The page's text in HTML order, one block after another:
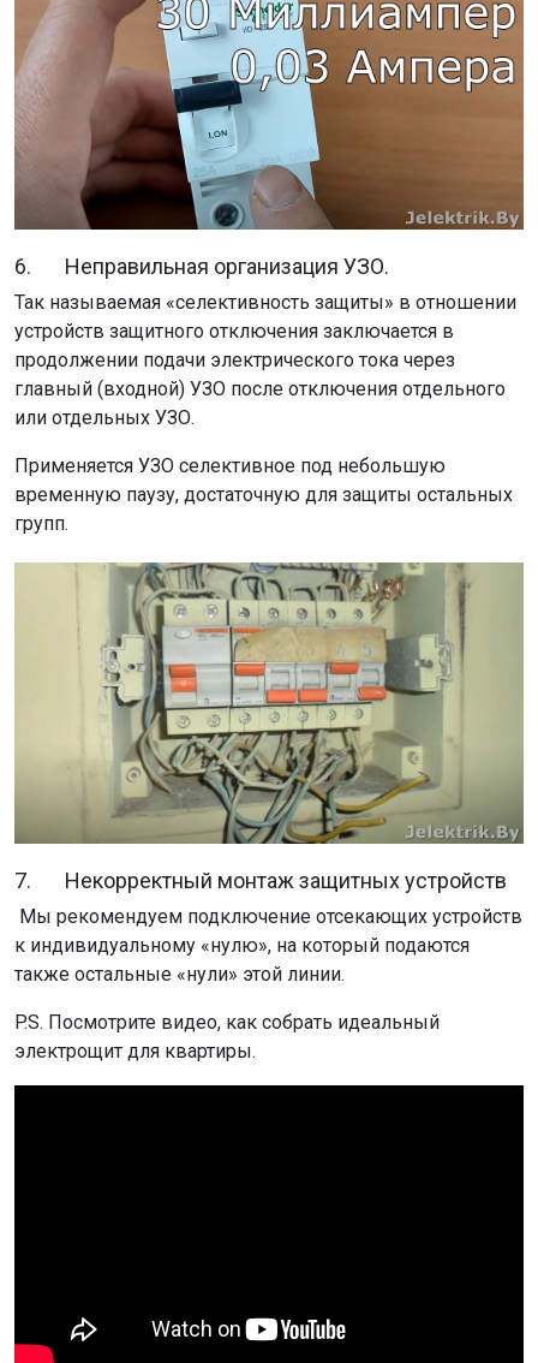
6. Неправильная организация УЗО.
Так называемая «селективность защиты» в отношении
устройств защитного отключения заключается в
продолжении подачи электрического тока через
главный (входной) УЗО после отключения отдельного
или отдельных УЗО.
Применяется УЗО селективное под небольшую
временную паузу, достаточную для защиты остальных
групп.
7. Некорректный монтаж защитных устройств
Мы рекомендуем подключение отсекающих устройств
к индивидуальному «нулю», на который подаются
также остальные «нули» этой линии.
P.S. Посмотрите видео, как собрать идеальный
электрощит для квартиры.